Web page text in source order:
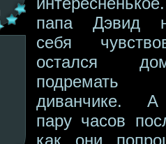
папа Дэвид
себя
остался
диванчике.
пару часов